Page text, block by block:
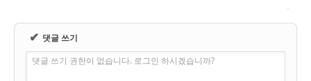
✔ 댓글 쓰기
댓글 쓰기 권한이 없습니다. 로그인 하시겠습니까?